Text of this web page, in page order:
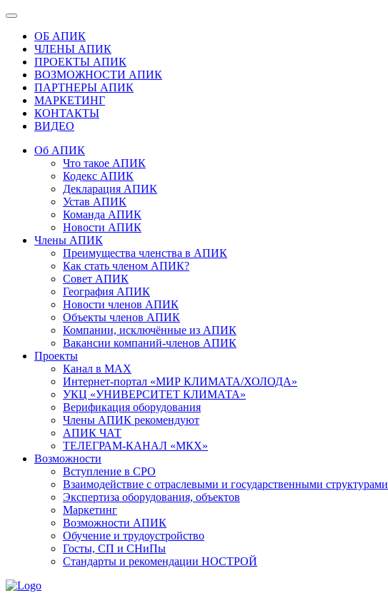
ОБ АПИК
ЧЛЕНЫ АПИК
ПРОЕКТЫ АПИК
ВОЗМОЖНОСТИ АПИК
ПАРТНЕРЫ АПИК
МАРКЕТИНГ
КОНТАКТЫ
ВИДЕО
Об АПИК
Что такое АПИК
Кодекс АПИК
Декларация АПИК
Устав АПИК
Команда АПИК
Новости АПИК
Члены АПИК
Преимущества членства в АПИК
Как стать членом АПИК?
Совет АПИК
География АПИК
Новости членов АПИК
Объекты членов АПИК
Компании, исключённые из АПИК
Вакансии компаний-членов АПИК
Проекты
Канал в MAX
Интернет-портал «МИР КЛИМАТА/ХОЛОДА»
УКЦ «УНИВЕРСИТЕТ КЛИМАТА»
Верификация оборудования
Члены АПИК рекомендуют
АПИК ЧАТ
ТЕЛЕГРАМ-КАНАЛ «МКХ»
Возможности
Вступление в СРО
Взаимодействие с отраслевыми и государственными структурами
Экспертиза оборудования, объектов
Маркетинг
Возможности АПИК
Обучение и трудоустройство
Госты, СП и СНиПы
Стандарты и рекомендации НОСТРОЙ